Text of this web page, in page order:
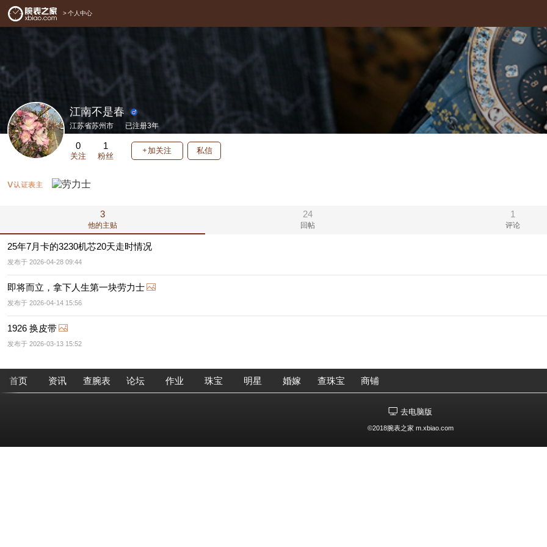
> 个人中心
江南不是春
江苏省苏州市 已注册3年
0
关注
1
粉丝
加关注 私信
3
他的主贴
24
回帖
1
评论
25年7月卡的3230机芯20天走时情况
发布于 2026-04-28 09:44
即将而立，拿下人生第一块劳力士
发布于 2026-04-14 15:56
1926 换皮带
发布于 2026-03-13 15:52
首页 资讯 查腕表 论坛 作业 珠宝 明星 婚嫁 查珠宝 商铺
去电脑版
©2018腕表之家 m.xbiao.com